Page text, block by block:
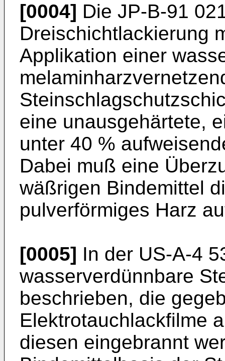
[0004] Die JP-B-91
Dreischichtlackierung
Applikation einer
eine unausgehärtete,
unter 40 %
Dabei muß eine
wäßrigen Bindemittel
pulverförmiges Harz
[0005] In der US-A-4
wasserverdünnbare
beschrieben, die
Elektrotauchlackfilme
diesen eingebrannt